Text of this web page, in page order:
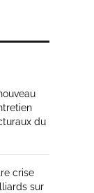
du
crise
sur